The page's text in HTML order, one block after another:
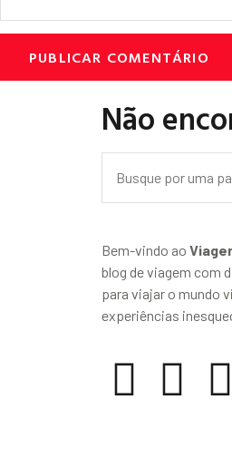
Não
Bem-vindo ao
blog de viagem com
para viajar o mundo
experiências